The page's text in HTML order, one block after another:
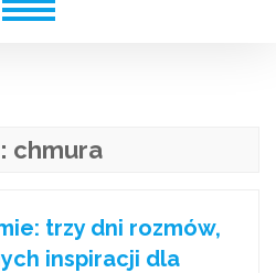
chmura
trzy dni rozmów,
inspiracji dla